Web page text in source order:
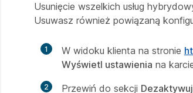
Usunięcie wszelkich usług
Usuwasz również powiązaną
1 W widoku klienta na stronie
Wyświetl ustawienia na
2 Przewiń do sekcji Dezaktywuj